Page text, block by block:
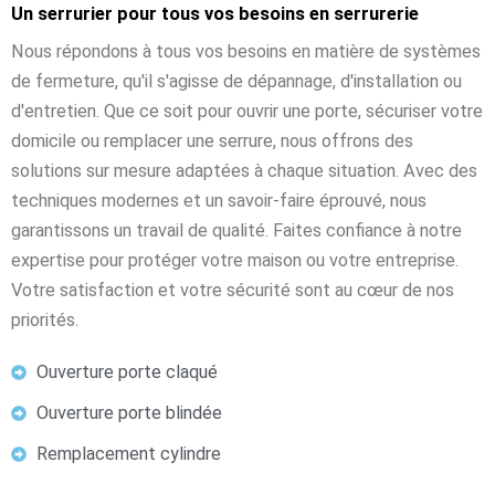
Un serrurier pour tous vos besoins en serrurerie
Nous répondons à tous vos besoins en matière de systèmes
de fermeture, qu'il s'agisse de dépannage, d'installation ou
d'entretien. Que ce soit pour ouvrir une porte, sécuriser votre
domicile ou remplacer une serrure, nous offrons des
solutions sur mesure adaptées à chaque situation. Avec des
techniques modernes et un savoir-faire éprouvé, nous
garantissons un travail de qualité. Faites confiance à notre
expertise pour protéger votre maison ou votre entreprise.
Votre satisfaction et votre sécurité sont au cœur de nos
priorités.
Ouverture porte claqué
Ouverture porte blindée
Remplacement cylindre